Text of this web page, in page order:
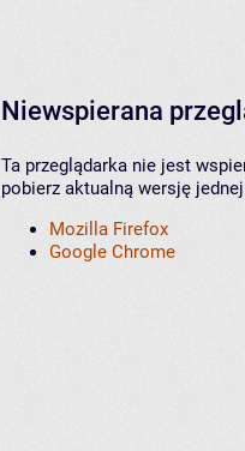
Niewspierana
Ta przeglądarka nie jest
pobierz aktualną wersję
Mozilla Firefox
Google Chrome